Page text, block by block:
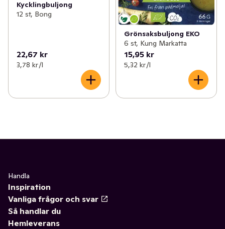
Kycklingbuljong
12 st, Bong
22,67 kr
3,78 kr /l
Grönsaksbuljong EKO
6 st, Kung Markatta
15,95 kr
5,32 kr /l
Handla
Inspiration
Vanliga frågor och svar
Så handlar du
Hemleverans